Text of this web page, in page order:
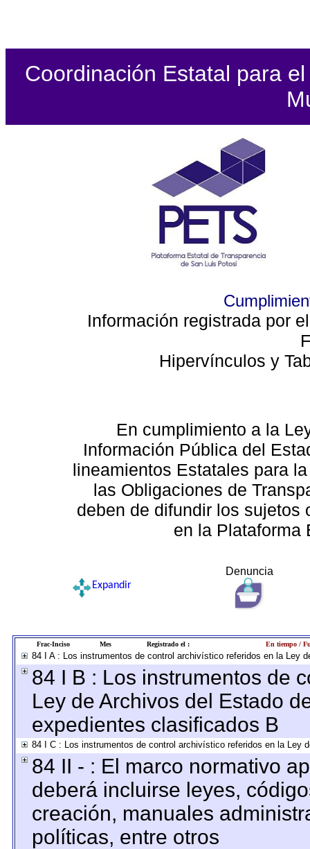
Coordinación Estatal para
Información registrada por
Hipervínculos y
En cumplimiento a la
Información Pública del
lineamientos Estatales para
las Obligaciones de
deben de difundir los sujetos
en la Plataforma
Denuncia
Expandir
Frac-Inciso Mes Registrado el : En tiempo /
84 I A : Los instrumentos de control archivístico referidos en la Ley
84 I B : Los instrumentos de
Ley de Archivos del Estado
expedientes clasificados B
84 I C : Los instrumentos de control archivístico referidos en la Ley
84 II - : El marco normativo
deberá incluirse leyes,
creación, manuales
políticas, entre otros